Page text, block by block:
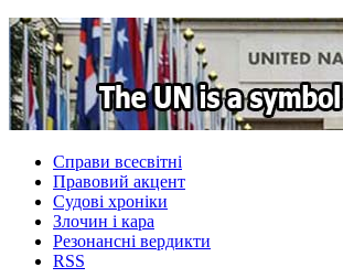
Справи всесвітні
Правовий акцент
Судові хроніки
Злочин і кара
Резонансні вердикти
RSS